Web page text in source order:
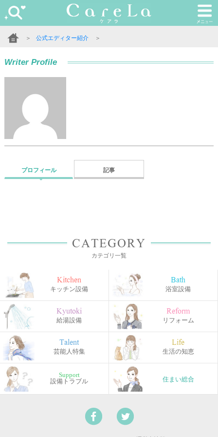
＞ 公式エディター紹介 ＞
Writer Profile
プロフィール 記事
CATEGORY
カテゴリ一覧
Kitchen
キッチン設備
Bath
浴室設備
Kyutoki
給湯設備
Reform
リフォーム
Talent
芸能人特集
Life
生活の知恵
Support
設備トラブル
住まい総合